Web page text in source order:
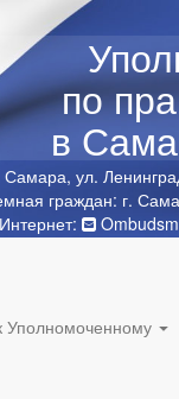
по
в
Самара, ул.
граждан: г.
Уполномоченному